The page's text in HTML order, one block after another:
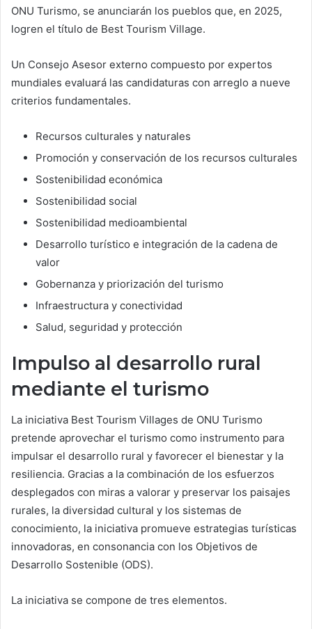
ONU Turismo, se anunciarán los pueblos que, en 2025,
logren el título de Best Tourism Village.
Un Consejo Asesor externo compuesto por expertos
mundiales evaluará las candidaturas con arreglo a nueve
criterios fundamentales.
Recursos culturales y naturales
Promoción y conservación de los recursos culturales
Sostenibilidad económica
Sostenibilidad social
Sostenibilidad medioambiental
Desarrollo turístico e integración de la cadena de
valor
Gobernanza y priorización del turismo
Infraestructura y conectividad
Salud, seguridad y protección
Impulso al desarrollo rural
mediante el turismo
La iniciativa Best Tourism Villages de ONU Turismo
pretende aprovechar el turismo como instrumento para
impulsar el desarrollo rural y favorecer el bienestar y la
resiliencia. Gracias a la combinación de los esfuerzos
desplegados con miras a valorar y preservar los paisajes
rurales, la diversidad cultural y los sistemas de
conocimiento, la iniciativa promueve estrategias turísticas
innovadoras, en consonancia con los Objetivos de
Desarrollo Sostenible (ODS).
La iniciativa se compone de tres elementos.